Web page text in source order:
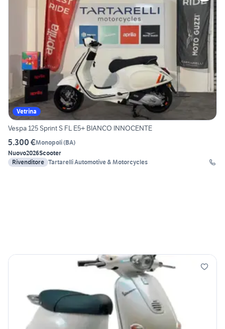
Vetrina
Vespa 125 Sprint S FL E5+ BIANCO INNOCENTE
5.300 €Monopoli(BA)
Nuovo2026Scooter
Rivenditore Tartarelli Automotive & Motorcycles